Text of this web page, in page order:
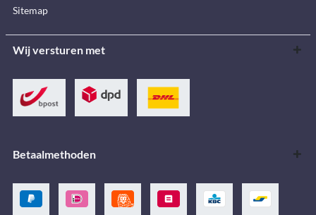
Sitemap
Wij versturen met
Betaalmethoden